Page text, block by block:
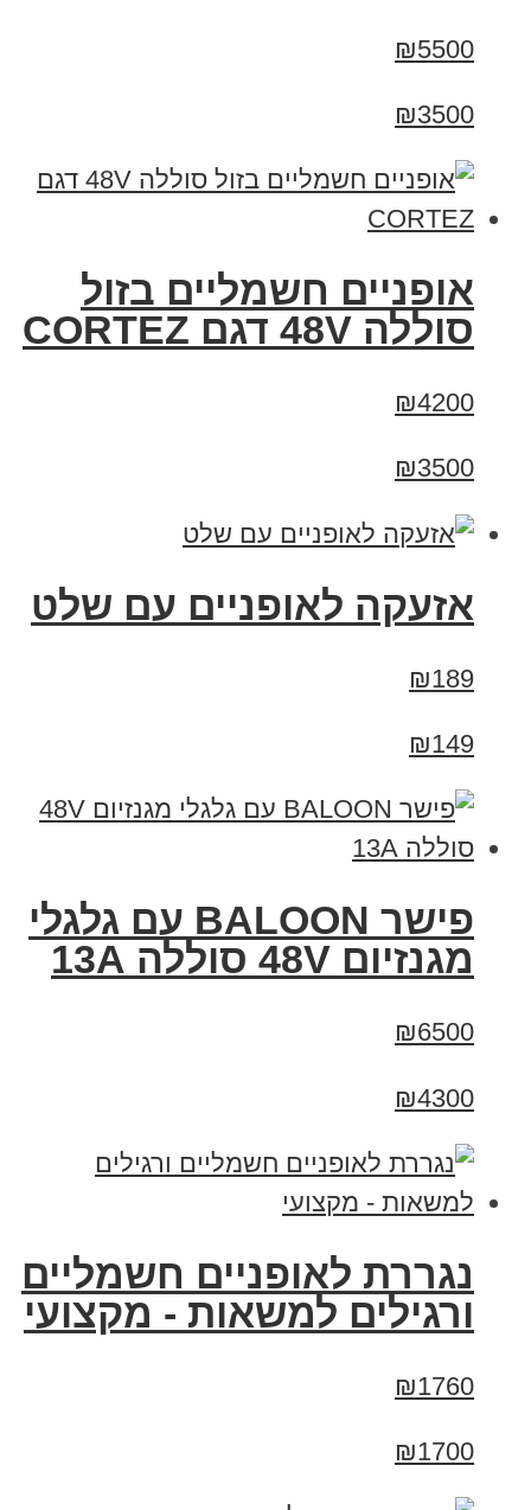
₪5500
₪3500
אופניים חשמליים בזול
סוללה 48V דגם CORTEZ
₪4200
₪3500
אזעקה לאופניים עם שלט
₪189
₪149
פישר BALOON עם גלגלי
מגנזיום 48V סוללה 13A
₪6500
₪4300
נגררת לאופניים חשמליים
ורגילים למשאות - מקצועי
₪1760
₪1700